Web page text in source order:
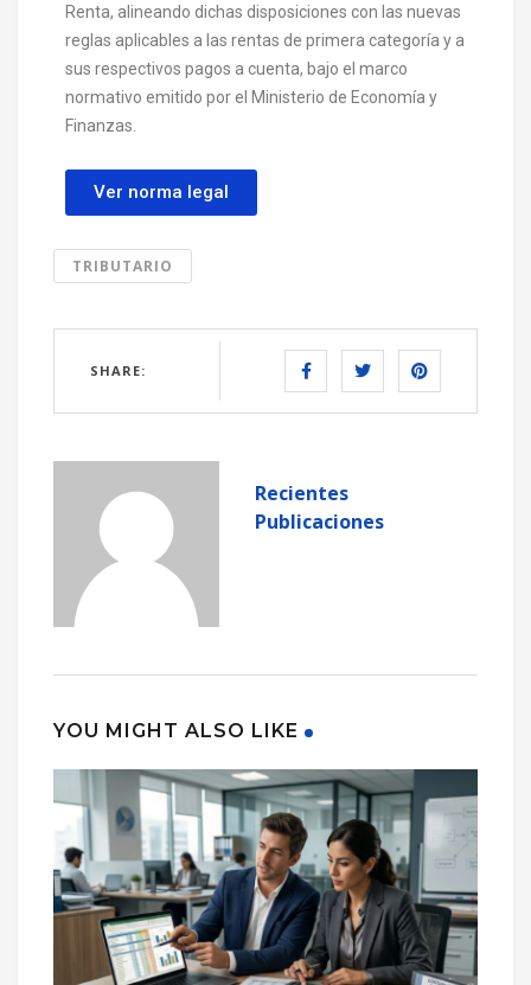
Renta, alineando dichas disposiciones con las nuevas
reglas aplicables a las rentas de primera categoría y a
sus respectivos pagos a cuenta, bajo el marco
normativo emitido por el Ministerio de Economía y
Finanzas.
Ver norma legal
TRIBUTARIO
SHARE:
Recientes
Publicaciones
YOU MIGHT ALSO LIKE